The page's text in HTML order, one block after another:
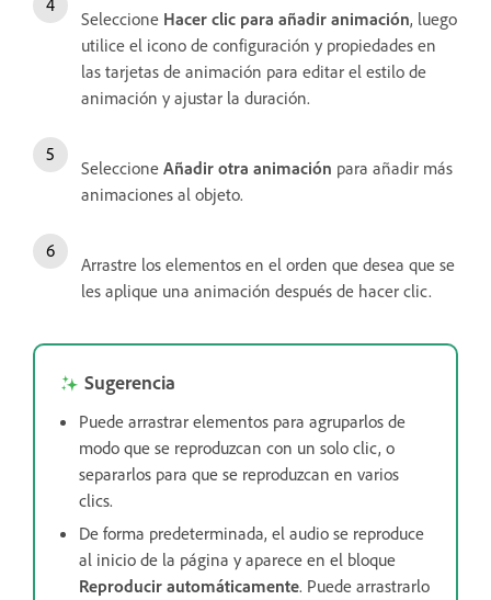
Seleccione Hacer clic para añadir animación, luego
utilice el icono de configuración y propiedades en
las tarjetas de animación para editar el estilo de
animación y ajustar la duración.
Seleccione Añadir otra animación para añadir más
animaciones al objeto.
Arrastre los elementos en el orden que desea que se
les aplique una animación después de hacer clic.
Sugerencia
Puede arrastrar elementos para agruparlos de
modo que se reproduzcan con un solo clic, o
separarlos para que se reproduzcan en varios
clics.
De forma predeterminada, el audio se reproduce
al inicio de la página y aparece en el bloque
Reproducir automáticamente. Puede arrastrarlo